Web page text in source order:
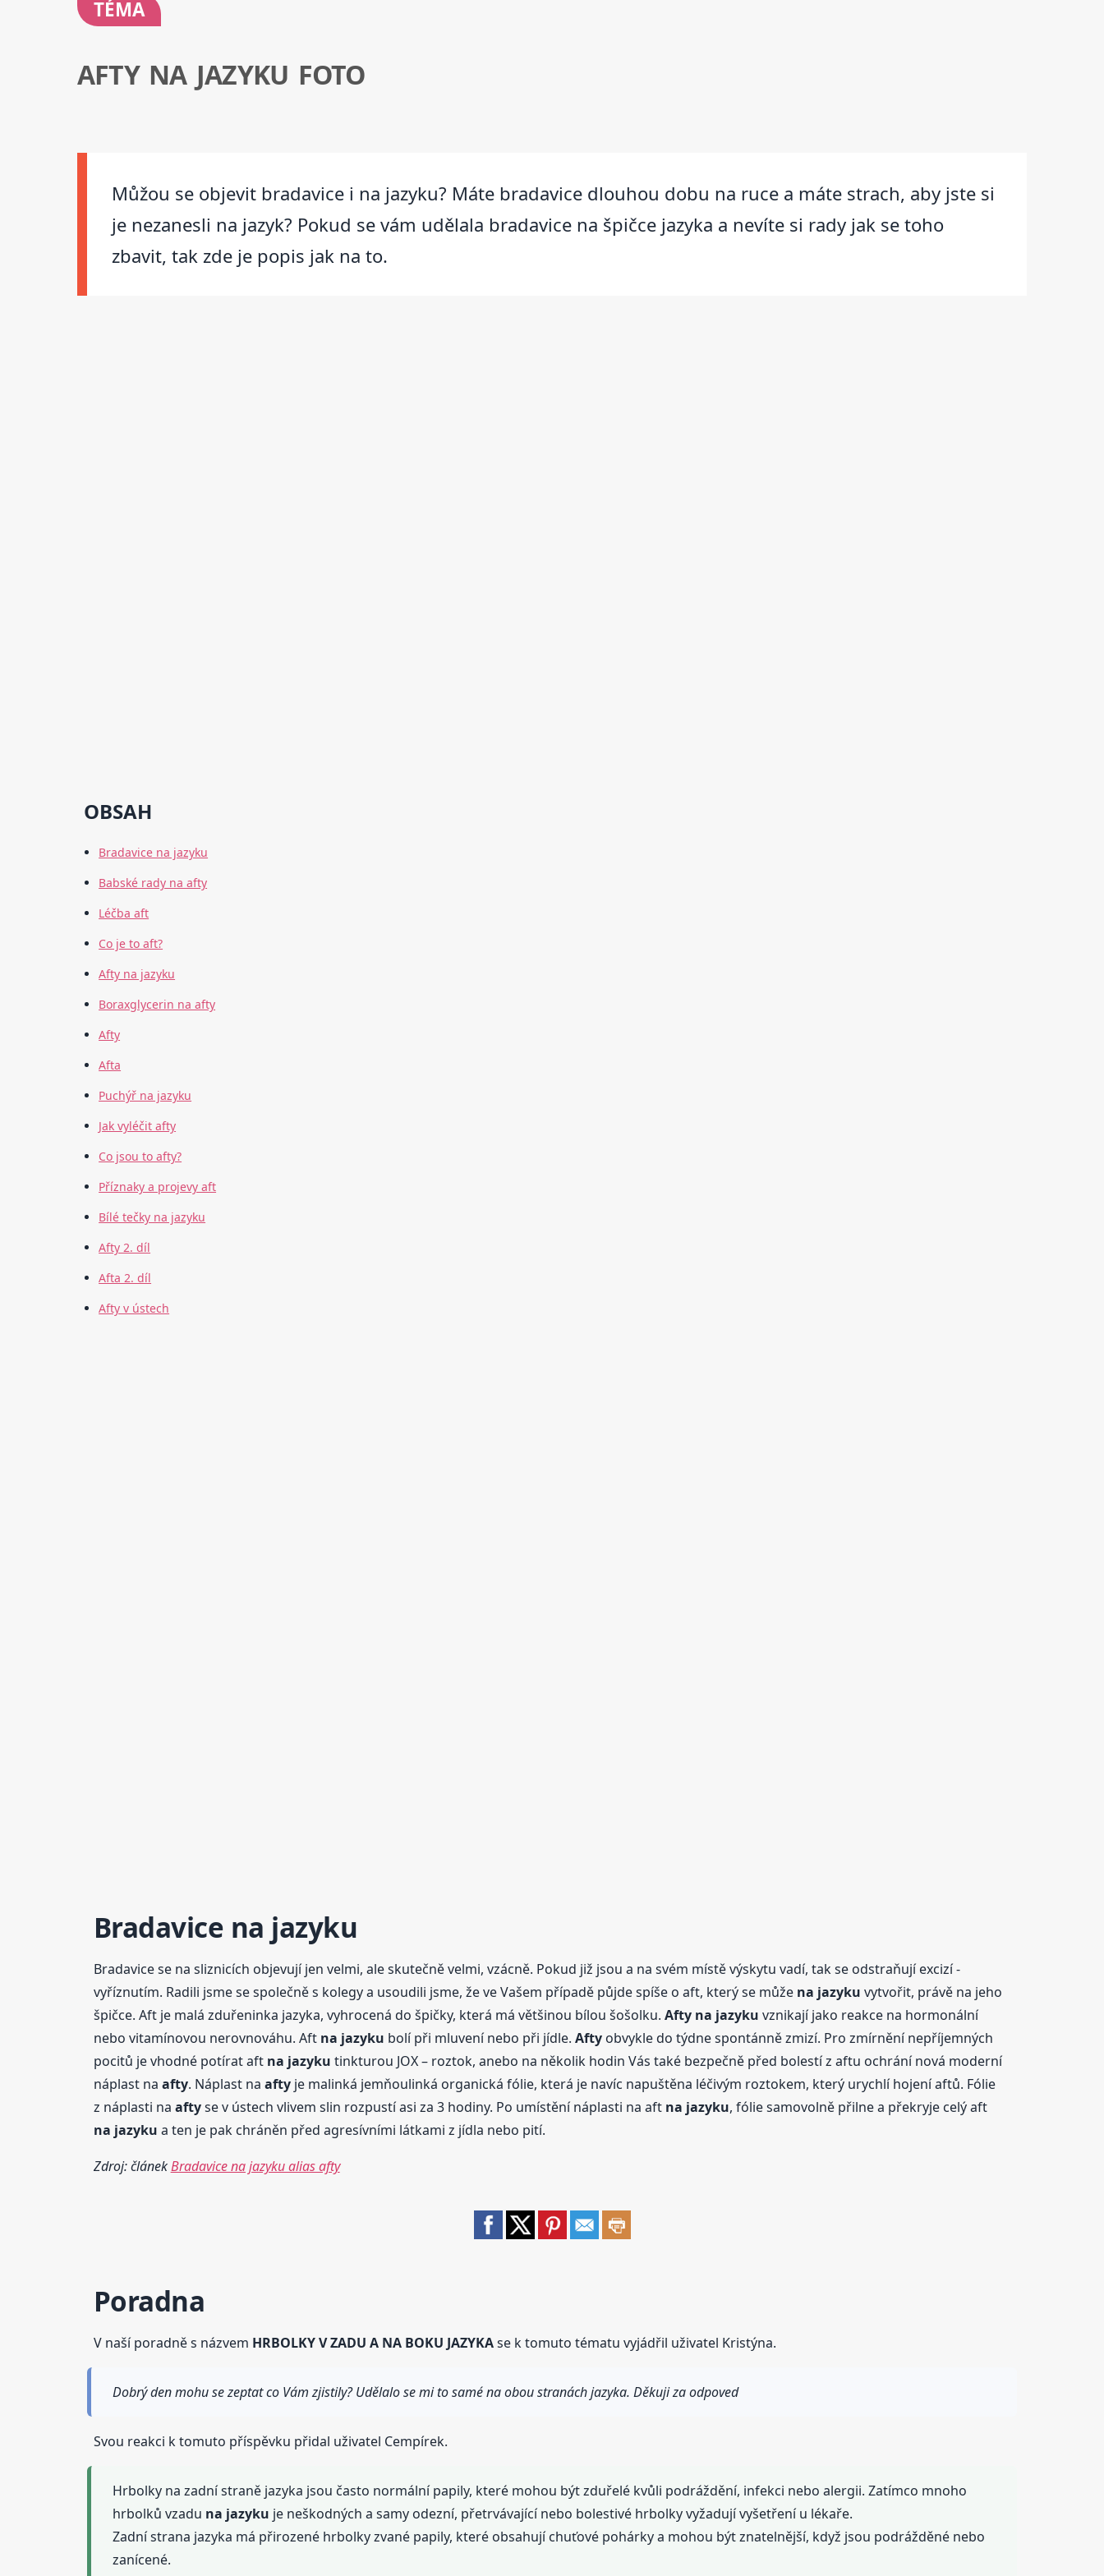
TÉMA
AFTY NA JAZYKU FOTO
Můžou se objevit bradavice i na jazyku? Máte bradavice dlouhou dobu na ruce a máte strach, aby jste si
je nezanesli na jazyk? Pokud se vám udělala bradavice na špičce jazyka a nevíte si rady jak se toho
zbavit, tak zde je popis jak na to.
OBSAH
Bradavice na jazyku
Babské rady na afty
Léčba aft
Co je to aft?
Afty na jazyku
Boraxglycerin na afty
Afty
Afta
Puchýř na jazyku
Jak vyléčit afty
Co jsou to afty?
Příznaky a projevy aft
Bílé tečky na jazyku
Afty 2. díl
Afta 2. díl
Afty v ústech
Bradavice na jazyku
Bradavice se na sliznicích objevují jen velmi, ale skutečně velmi, vzácně. Pokud již jsou a na svém místě výskytu vadí, tak se odstraňují excizí -
vyříznutím. Radili jsme se společně s kolegy a usoudili jsme, že ve Vašem případě půjde spíše o aft, který se může na jazyku vytvořit, právě na jeho
špičce. Aft je malá zduřeninka jazyka, vyhrocená do špičky, která má většinou bílou šošolku. Afty na jazyku vznikají jako reakce na hormonální
nebo vitamínovou nerovnováhu. Aft na jazyku bolí při mluvení nebo při jídle. Aftyobvykle do týdne spontánně zmizí. Pro zmírnění nepříjemných
pocitů je vhodné potírat aft na jazyku tinkturou JOX – roztok, anebo na několik hodin Vás také bezpečně před bolestí z aftu ochrání nová moderní
náplast na afty. Náplast na aftyje malinká jemňoulinká organická fólie, která je navíc napuštěna léčivým roztokem, který urychlí hojení aftů. Fólie
z náplasti na aftyse v ústech vlivem slin rozpustí asi za 3 hodiny. Po umístění náplasti na aft na jazyku, fólie samovolně přilne a překryje celý aft
na jazyku a ten je pak chráněn před agresívními látkami z jídla nebo pití.
Zdroj: článekBradavice na jazyku alias afty
Poradna
V naší poradně s názvem HRBOLKY V ZADU A NA BOKU JAZYKAse k tomuto tématu vyjádřil uživatel Kristýna.
Dobrý den mohu se zeptat co Vám zjistily? Udělalo se mi to samé na obou stranách jazyka. Děkuji za odpoved
Svou reakci k tomuto příspěvku přidal uživatel Cempírek.
Hrbolky na zadní straně jazyka jsou často normální papily, které mohou být zduřelé kvůli podráždění, infekci nebo alergii. Zatímco mnoho
hrbolků vzadu na jazyku je neškodných a samy odezní, přetrvávající nebo bolestivé hrbolky vyžadují vyšetření u lékaře.
Zadní strana jazyka má přirozené hrbolky zvané papily, které obsahují chuťové pohárky a mohou být znatelnější, když jsou podrážděné nebo
zanícené.